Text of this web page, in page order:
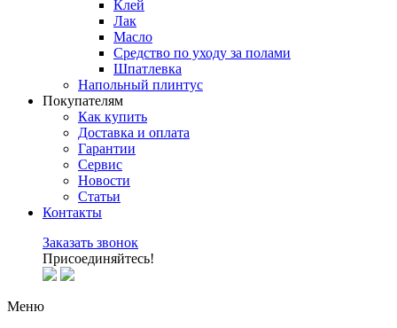
Клей
Лак
Масло
Средство по уходу за полами
Шпатлевка
Напольный плинтус
Покупателям
Как купить
Доставка и оплата
Гарантии
Сервис
Новости
Статьи
Контакты
Заказать звонок
Присоединяйтесь!
Меню